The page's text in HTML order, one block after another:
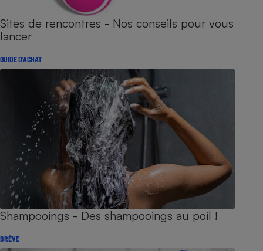
Sites de rencontres - Nos conseils pour vous
lancer
GUIDE D'ACHAT
Shampooings - Des shampooings au poil !
BRÈVE